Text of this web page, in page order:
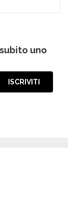
uno
ISCRIVITI